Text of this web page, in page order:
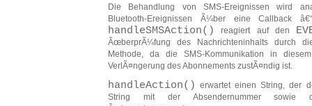
Die Behandlung von SMS-Ereignissen wird
Bluetooth-Ereignissen Ã¼ber eine Callback
handleSMSAction() reagiert auf den
ÃœberprÃ¼fung des Nachrichteninhalts durch
Methode, da die SMS-Kommunikation in
VerlÃ¤ngerung des Abonnements zustÃ¤ndig ist.
handleAction() erwartet einen String, der
String mit der Absendernummer sowie